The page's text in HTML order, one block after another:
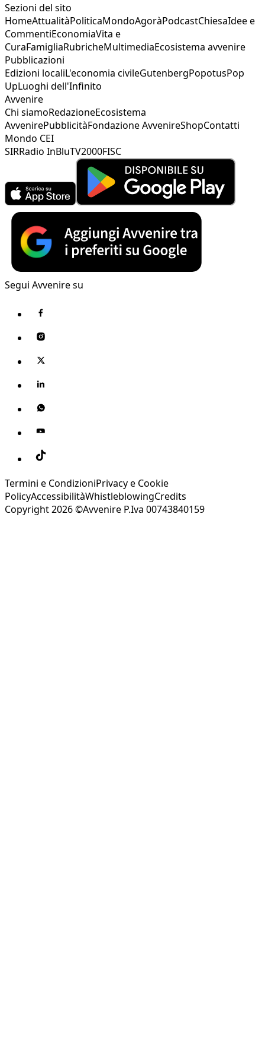
Sezioni del sito
HomeAttualitàPoliticaMondoAgoràPodcastChiesaIdee e
CommentiEconomiaVita e
CuraFamigliaRubricheMultimediaEcosistema avvenire
Pubblicazioni
Edizioni localiL'economia civileGutenbergPopotusPop
UpLuoghi dell'Infinito
Avvenire
Chi siamoRedazioneEcosistema
AvvenirePubblicitàFondazione AvvenireShopContatti
Mondo CEI
SIRRadio InBluTV2000FISC
Segui Avvenire su
Termini e CondizioniPrivacy e Cookie
PolicyAccessibilitàWhistleblowingCredits
Copyright 2026 ©Avvenire P.Iva 00743840159